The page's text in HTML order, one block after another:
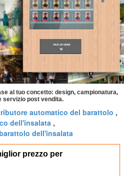
al tuo concetto: design, campionatura,
servizio post vendita.
automatico del barattolo ,
dell'insalata ,
dell'insalata
prezzo per